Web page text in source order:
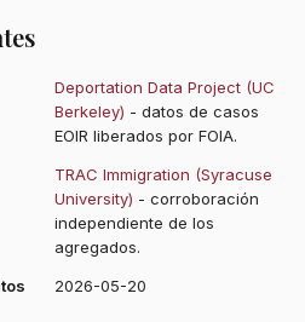
Deportation Data Project (UC
Berkeley) - datos de casos
EOIR liberados por FOIA.
TRAC Immigration (Syracuse
University) - corroboración
independiente de los
agregados.
2026-05-20